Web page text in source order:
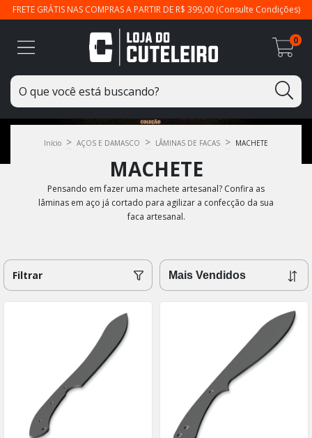
FRETE GRÁTIS NAS COMPRAS A PARTIR DE R$ 399,00 (Consulte Condições)
0
Início > AÇOS E DAMASCO > LÂMINAS DE FACAS > MACHETE
MACHETE
Pensando em fazer uma machete artesanal? Confira as
lâminas em aço já cortado para agilizar a confecção da sua
faca artesanal.
Filtrar